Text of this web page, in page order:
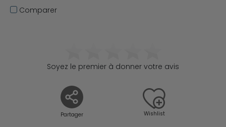
Comparer
Partager
Soyez le premier à donner votre avis
Wishlist